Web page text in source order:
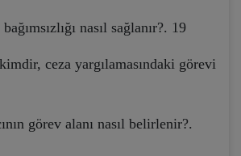
nasıl sağlanır?. 19
ceza yargılamasındaki görevi
görev alanı nasıl belirlenir?.